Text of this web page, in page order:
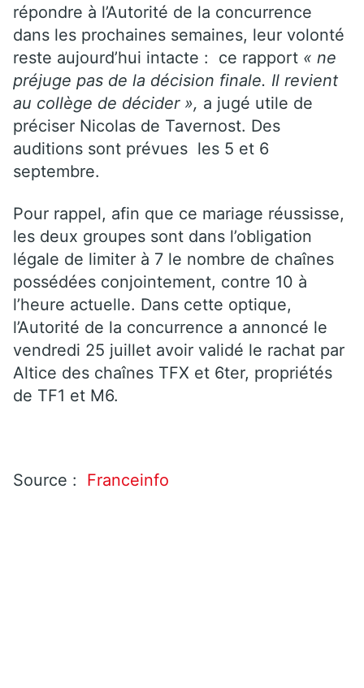
répondre à l’Autorité de la concurrence
dans les prochaines semaines, leur volonté
reste aujourd’hui intacte : ce rapport « ne
préjuge pas de la décision finale. Il revient
au collège de décider », a jugé utile de
préciser Nicolas de Tavernost. Des
auditions sont prévues les 5 et 6
septembre.
Pour rappel, afin que ce mariage réussisse,
les deux groupes sont dans l’obligation
légale de limiter à 7 le nombre de chaînes
possédées conjointement, contre 10 à
l’heure actuelle. Dans cette optique,
l’Autorité de la concurrence a annoncé le
vendredi 25 juillet avoir validé le rachat par
Altice des chaînes TFX et 6ter, propriétés
de TF1 et M6.
Source : Franceinfo